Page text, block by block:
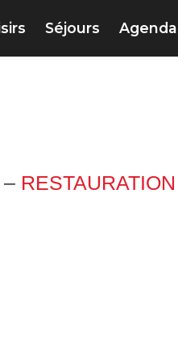
Séjours Agenda
– RESTAURATION